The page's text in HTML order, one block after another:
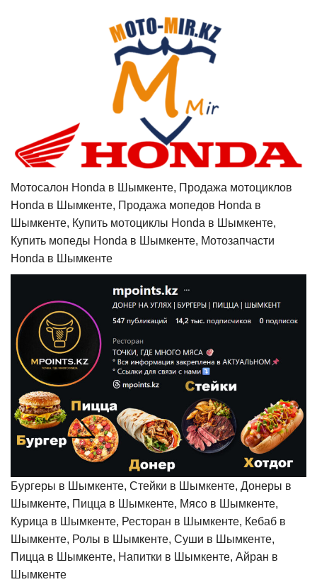
Мотосалон Honda в Шымкенте, Продажа мотоциклов
Honda в Шымкенте, Продажа мопедов Honda в
Шымкенте, Купить мотоциклы Honda в Шымкенте,
Купить мопеды Honda в Шымкенте, Мотозапчасти
Honda в Шымкенте
Бургеры в Шымкенте, Стейки в Шымкенте, Донеры в
Шымкенте, Пицца в Шымкенте, Мясо в Шымкенте,
Курица в Шымкенте, Ресторан в Шымкенте, Кебаб в
Шымкенте, Ролы в Шымкенте, Суши в Шымкенте,
Пицца в Шымкенте, Напитки в Шымкенте, Айран в
Шымкенте